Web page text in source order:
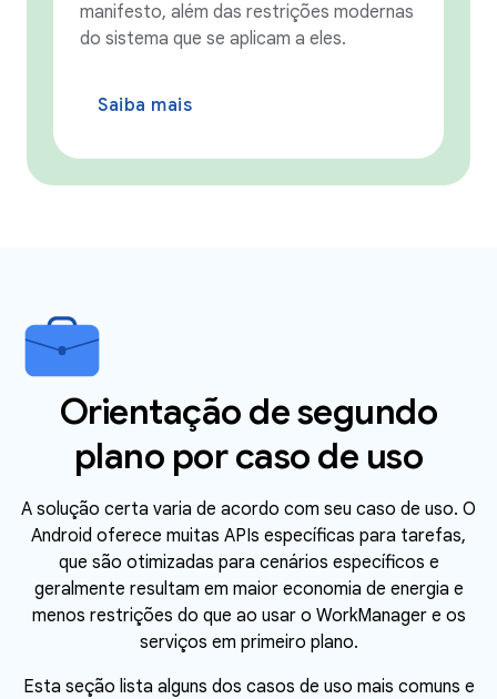
manifesto, além das restrições modernas
do sistema que se aplicam a eles.
Saiba mais
Orientação de segundo
plano por caso de uso
A solução certa varia de acordo com seu caso de uso. O
Android oferece muitas APIs específicas para tarefas,
que são otimizadas para cenários específicos e
geralmente resultam em maior economia de energia e
menos restrições do que ao usar o WorkManager e os
serviços em primeiro plano.
Esta seção lista alguns dos casos de uso mais comuns e